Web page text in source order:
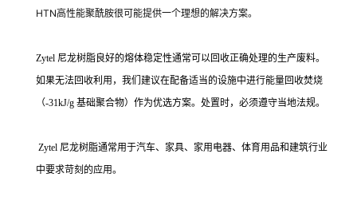
HTN高性能聚酰胺很可能提供一个理想的解决方案。
Zytel 尼龙树脂良好的熔体稳定性通常可以回收正确处理的生产废料。
如果无法回收利用，我们建议在配备适当的设施中进行能量回收焚烧
（-31kJ/g 基础聚合物）作为优选方案。处置时，必须遵守当地法规。
Zytel 尼龙树脂通常用于汽车、家具、家用电器、体育用品和建筑行业
中要求苛刻的应用。